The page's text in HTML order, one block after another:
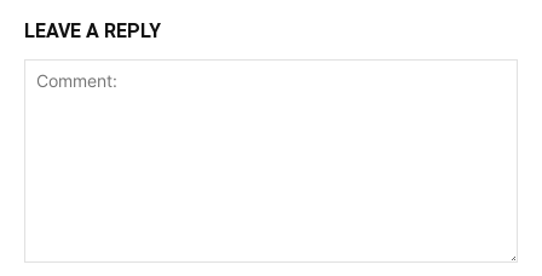
LEAVE A REPLY